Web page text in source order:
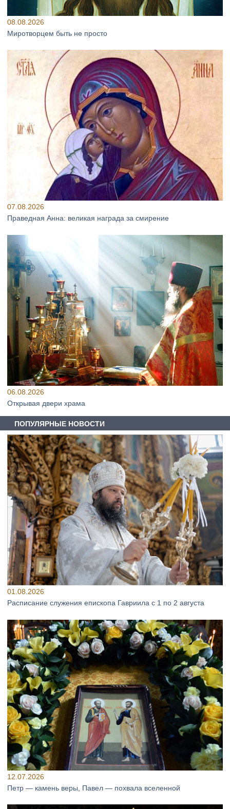
08.08.2026
Миротворцем быть не просто
07.08.2026
Праведная Анна: великая награда за смирение
06.08.2026
Открывая двери храма
ПОПУЛЯРНЫЕ НОВОСТИ
01.08.2026
Расписание служения епископа Гавриила с 1 по 2 августа
12.07.2026
Петр — камень веры, Павел — похвала вселенной